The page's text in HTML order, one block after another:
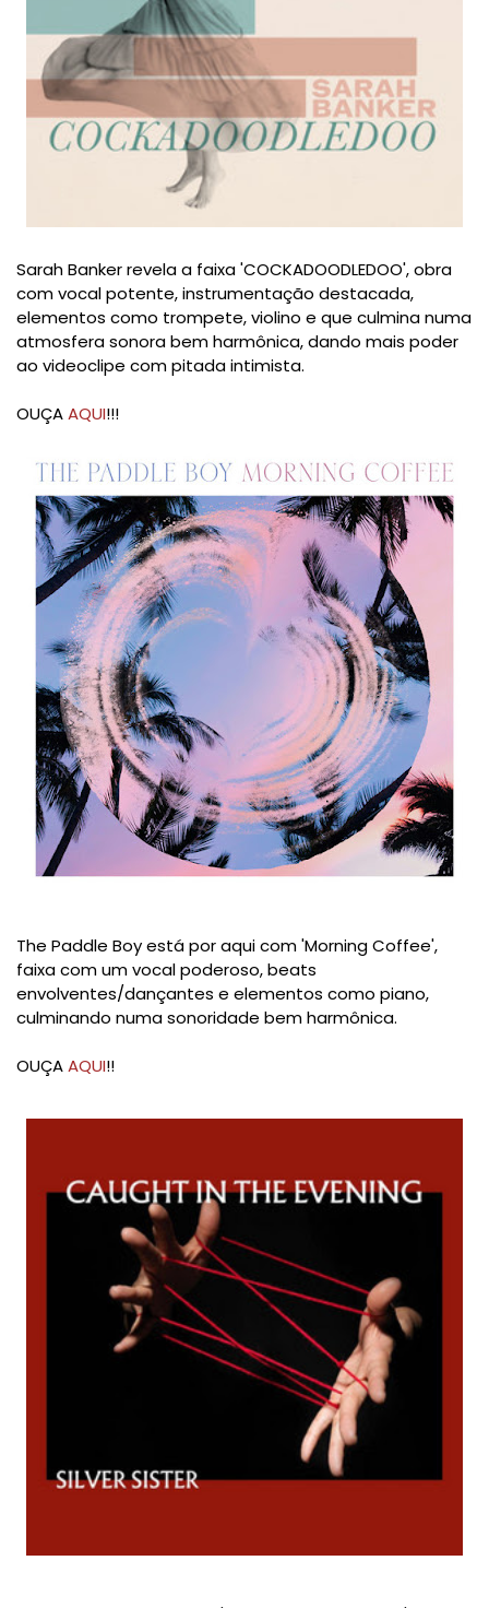
Sarah Banker revela a faixa 'COCKADOODLEDOO', obra
com vocal potente, instrumentação destacada,
elementos como trompete, violino e que culmina numa
atmosfera sonora bem harmônica, dando mais poder
ao videoclipe com pitada intimista.
OUÇAAQUI!!!
The Paddle Boy está por aqui com 'Morning Coffee',
faixa com um vocal poderoso, beats
envolventes/dançantes e elementos como piano,
culminando numa sonoridade bem harmônica.
OUÇAAQUI!!